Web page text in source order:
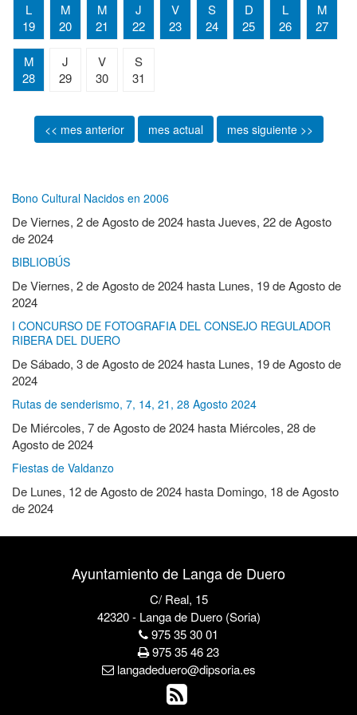
L
19
M
20
M
21
J
22
V
23
S
24
D
25
L
26
M
27
M
28
J
29
V
30
S
31
<< mes anterior mes actual mes siguiente >>
Bono Cultural Nacidos en 2006
DeViernes, 2 de Agosto de 2024 hastaJueves, 22 de Agosto
de 2024
BIBLIOBÚS
DeViernes, 2 de Agosto de 2024 hasta Lunes, 19 de Agosto de
2024
I CONCURSO DE FOTOGRAFIA DEL CONSEJO REGULADOR
RIBERA DEL DUERO
DeSábado, 3 de Agosto de 2024 hasta Lunes, 19 de Agosto de
2024
Rutas de senderismo, 7, 14, 21, 28 Agosto 2024
De Miércoles, 7 de Agosto de 2024 hasta Miércoles, 28 de
Agosto de 2024
Fiestas de Valdanzo
De Lunes, 12 de Agosto de 2024 hasta Domingo, 18 de Agosto
de 2024
Ayuntamiento de Langa de Duero
C/ Real, 15
42320 - Langa de Duero (Soria)
975 35 30 01
975 35 46 23
langadeduero@dipsoria.es